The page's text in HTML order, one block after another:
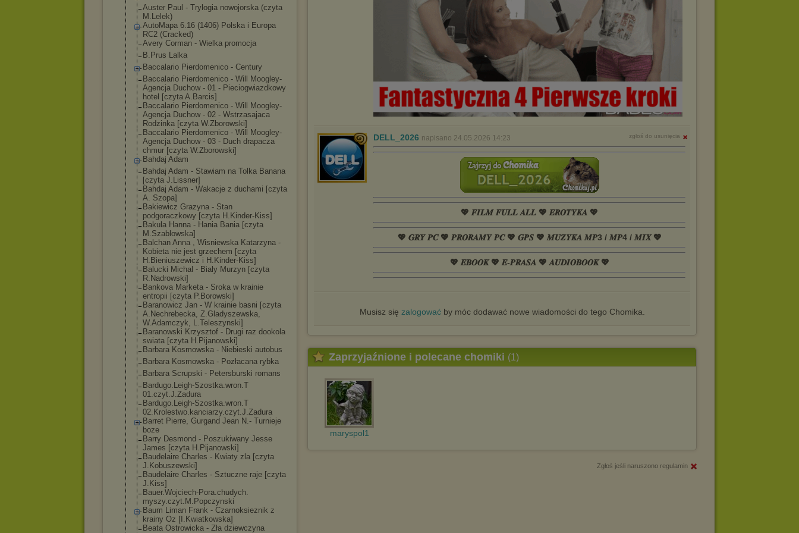
Auster Paul - Trylogia nowojorska (czyta
M.Lelek)
AutoMapa 6.16 (1406) Polska i Europa
RC2 (Cracked)
Avery Corman - Wielka promocja
B.Prus Lalka
Baccalario Pierdomenico - Century
Baccalario Pierdomenico - Will Moogley-
Agencja Duchow - 01 - Pieciogwiazdkowy
hotel [czyta A.Barcis]
Baccalario Pierdomenico - Will Moogley-
Agencja Duchow - 02 - Wstrzasajaca
Rodzinka [czyta W.Zborowski]
Baccalario Pierdomenico - Will Moogley-
Agencja Duchow - 03 - Duch drapacza
chmur [czyta W.Zborowski]
Bahdaj Adam
Bahdaj Adam - Stawiam na Tolka Banana
[czyta J.Lissner]
Bahdaj Adam - Wakacje z duchami [czyta
A. Szopa]
Bakiewicz Grazyna - Stan
podgoraczkowy [czyta H.Kinder-Kiss]
Bakula Hanna - Hania Bania [czyta
M.Szablowska]
Balchan Anna , Wisniewska Katarzyna -
Kobieta nie jest grzechem [czyta
H.Bieniuszewicz i H.Kinder-Kiss]
Balucki Michal - Bialy Murzyn [czyta
R.Nadrowski]
Bankova Marketa - Sroka w krainie
entropii [czyta P.Borowski]
Baranowicz Jan - W krainie basni [czyta
A.Nechrebecka, Z.Gladyszewska,
W.Adamczyk, L.Teleszynski]
Baranowski Krzysztof - Drugi raz dookola
swiata [czyta H.Pijanowski]
Barbara Kosmowska - Niebieski autobus
Barbara Kosmowska - Pozłacana rybka
Barbara Scrupski - Petersburski romans
Bardugo.Leigh-Szostka.wron.T
01.czyt.J.Zadura
Bardugo.Leigh-Szostka.wron.T
02.Krolestwo.kanciarzy.czyt.J.Zadura
Barret Pierre, Gurgand Jean N.- Turnieje
boze
Barry Desmond - Poszukiwany Jesse
James [czyta H.Pijanowski]
Baudelaire Charles - Kwiaty zla [czyta
J.Kobuszewski]
Baudelaire Charles - Sztuczne raje [czyta
J.Kiss]
Bauer.Wojciech-Pora.chudych.
myszy.czyt.M.Popczynski
Baum Liman Frank - Czarnoksieznik z
krainy Oz [I.Kwiatkowska]
Beata Ostrowicka - Zła dziewczyna
DELL_2026 napisano 24.05.2026 14:23 zgłoś do usunięcia
💖 𝑭𝑰𝑳𝑴 𝑭𝑼𝑳𝑳 𝑨𝑳𝑳 💖 𝑬𝑹𝑶𝑻𝒀𝑲𝑨 💖
💖 𝑮𝑹𝒀 𝑷𝑪 💖 𝑷𝑹𝑶𝑹𝑨𝑴𝒀 𝑷𝑪 💖 𝑮𝑷𝑺 💖 𝑴𝑼𝒁𝒀𝑲𝑨 𝑴𝑷3 / 𝑴𝑷4 / 𝑴𝑰𝑿 💖
💖 𝑬𝑩𝑶𝑶𝑲 💖 𝑬-𝑷𝑹𝑨𝑺𝑨 💖 𝑨𝑼𝑫𝑰𝑶𝑩𝑶𝑶𝑲 💖
Musisz się zalogowaćby móc dodawać nowe wiadomości do tego Chomika.
Zaprzyjaźnione i polecane chomiki (1)
maryspol1
Zgłoś jeśli naruszono regulamin